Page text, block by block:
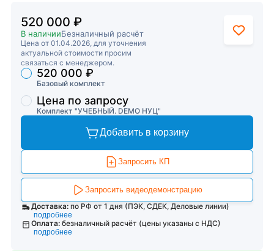
520 000 ₽
В наличииБезналичный расчёт
Цена от 01.04.2026, для уточнения
актуальной стоимости просим
связаться с менеджером.
Торговые предложения
Базовый комплект
520 000 ₽
Комплект "УЧЕБНЫЙ. DEMO НУЦ"
Цена по запросу
Добавить в корзину
Запросить КП
Запросить видеодемонстрацию
Доставка: по РФ от 1 дня (ПЭК, СДЕК, Деловые линии)
подробнее
Оплата: безналичный расчёт (цены указаны с НДС)
подробнее